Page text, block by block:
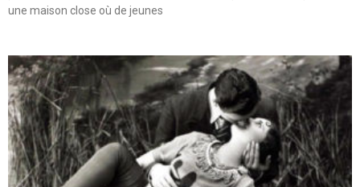
une maison close où de jeunes